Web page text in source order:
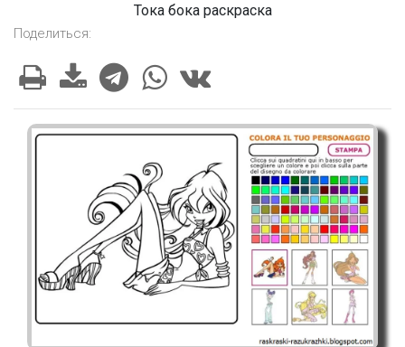
Тока бока раскраска
Поделиться: